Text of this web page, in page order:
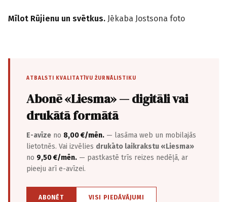
Mīlot Rūjienu un svētkus. Jēkaba Jostsona foto
ATBALSTI KVALITATĪVU ŽURNĀLISTIKU
Abonē «Liesma» — digitāli vai
drukātā formātā
E-avīze no 8,00 €/mēn. — lasāma web un mobilajās
lietotnēs. Vai izvēlies drukāto laikrakstu «Liesma»
no 9,50 €/mēn. — pastkastē trīs reizes nedēļā, ar
pieeju arī e-avīzei.
ABONĒT VISI PIEDĀVĀJUMI